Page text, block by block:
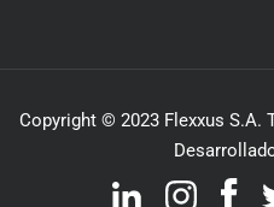
Copyright © 2023 Flexxus S.A.